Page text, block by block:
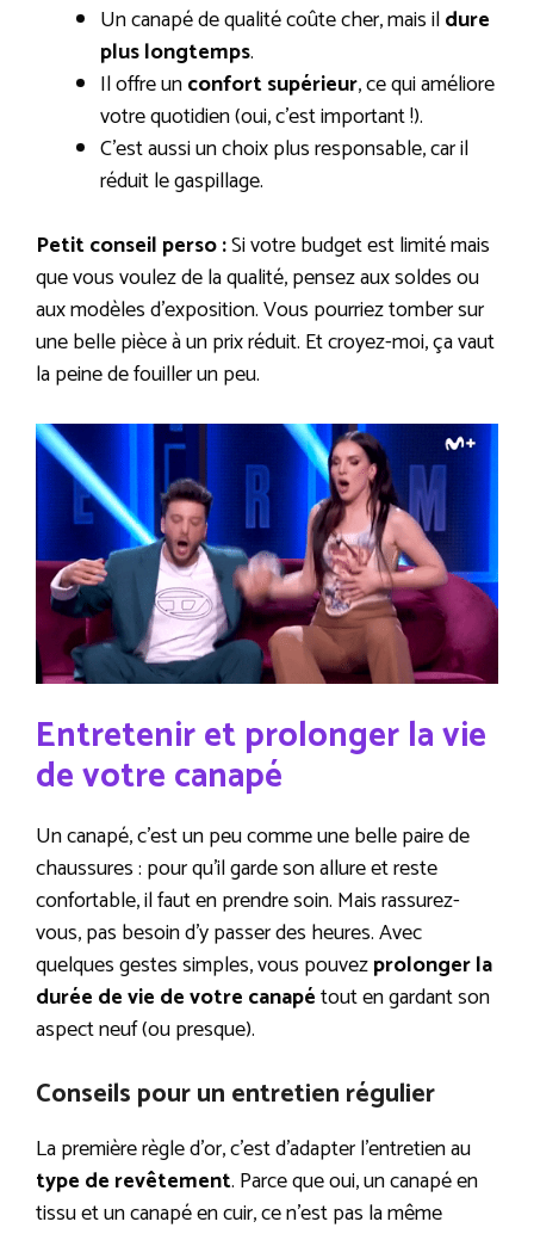
Un canapé de qualité coûte cher, mais ildure
plus longtemps.
Il offre unconfort supérieur, ce qui améliore
votre quotidien (oui, c’est important !).
C’est aussi un choix plus responsable, car il
réduit le gaspillage.
Petit conseil perso :Si votre budget est limité mais
que vous voulez de la qualité, pensez aux soldes ou
aux modèles d’exposition. Vous pourriez tomber sur
une belle pièce à un prix réduit. Et croyez-moi, ça vaut
la peine de fouiller un peu.
Entretenir et prolonger la vie
de votre canapé
Un canapé, c’est un peu comme une belle paire de
chaussures : pour qu’il garde son allure et reste
confortable, il faut en prendre soin. Mais rassurez-
vous, pas besoin d’y passer des heures. Avec
quelques gestes simples, vous pouvezprolonger la
durée de vie de votre canapétout en gardant son
aspect neuf (ou presque).
Conseils pour un entretien régulier
La première règle d’or, c’est d’adapter l’entretien au
type de revêtement. Parce que oui, un canapé en
tissu et un canapé en cuir, ce n’est pas la même